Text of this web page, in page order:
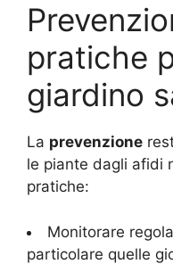
pratiche
giardino
La prevenzione
le piante dagli afidi
pratiche:
Monitorare
particolare quelle